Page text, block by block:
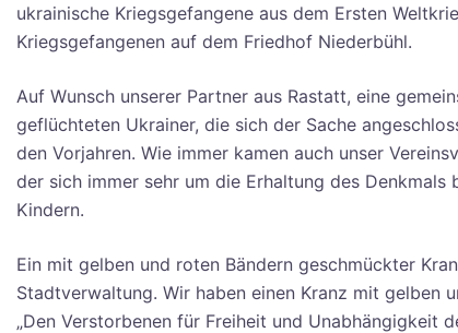
ukrainische Kriegsgefangene aus dem Ersten
Kriegsgefangenen auf dem Friedhof Niederbühl.
Auf Wunsch unserer Partner aus Rastatt, eine
geflüchteten Ukrainer, die sich der Sache
den Vorjahren. Wie immer kamen auch unser
der sich immer sehr um die Erhaltung des
Kindern.
Ein mit gelben und roten Bändern geschmückter
Stadtverwaltung. Wir haben einen Kranz mit gelben
„Den Verstorbenen für Freiheit und Unabhängigkeit